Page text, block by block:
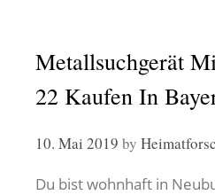
Metallsuchgerät
22 Kaufen In
10. Mai 2019 by
Du bist wohnhaft in